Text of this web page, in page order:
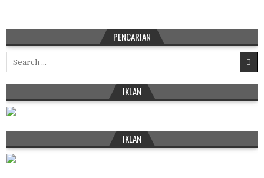
PENCARIAN
IKLAN
IKLAN